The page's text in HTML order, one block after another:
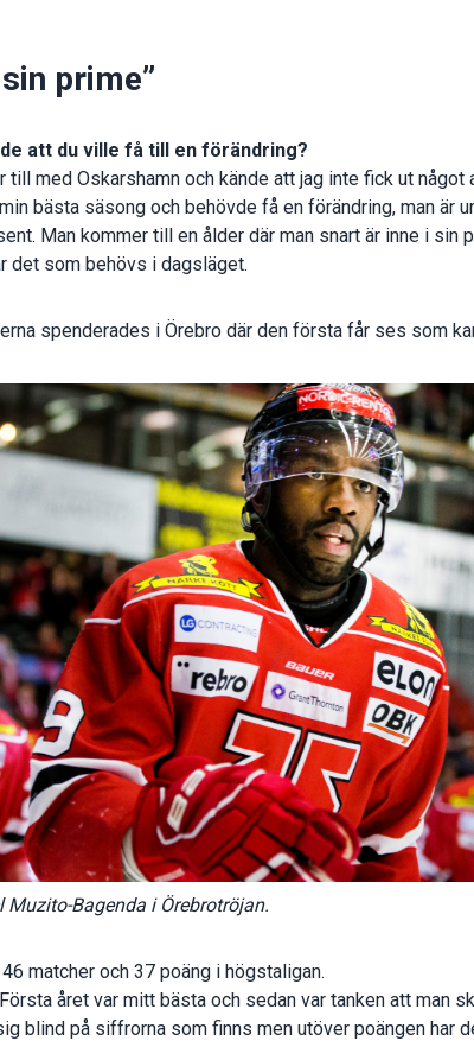
prime”
att du ville få till en förändring?
till med Oskarshamn och kände att jag inte fick ut något
bästa säsong och behövde få en förändring, man är
Man kommer till en ålder där man snart är inne i sin
det som behövs i dagsläget.
spenderades i Örebro där den första får ses som
Muzito-Bagenda i Örebrotröjan.
matcher och 37 poäng i högstaligan.
året var mitt bästa och sedan var tanken att man
blind på siffrorna som finns men utöver poängen har